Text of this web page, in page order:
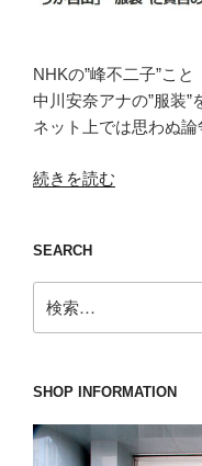
NHKの”峰不二子”こと
中川安奈アナの”服装”
ネット上では思わぬ論
“「何
よ
う
が
自
で
る
続きを読む
SEARCH
索:
SHOP INFORMATION